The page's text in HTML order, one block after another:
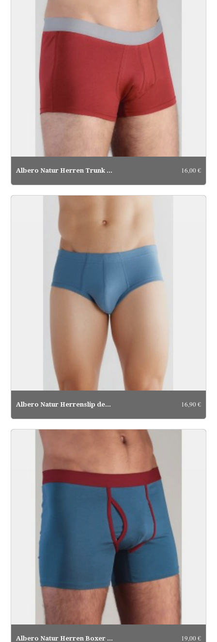
Albero Natur Herren Trunk Short rot 16,00 €
Albero Natur Herrenslip denimblau 16,90 €
Albero Natur Herren Boxer Short... 19,00 €